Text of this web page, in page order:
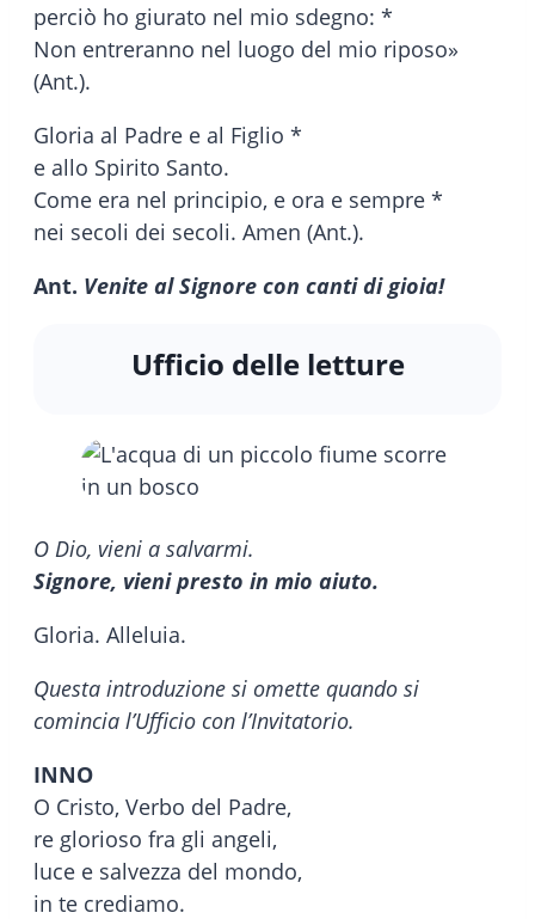
perciò ho giurato nel mio sdegno: *
Non entreranno nel luogo del mio riposo»
(Ant.).
Gloria al Padre e al Figlio *
e allo Spirito Santo.
Come era nel principio, e ora e sempre *
nei secoli dei secoli. Amen (Ant.).
Ant. Venite al Signore con canti di gioia!
Ufficio delle letture
O Dio, vieni a salvarmi.
Signore, vieni presto in mio aiuto.
Gloria. Alleluia.
Questa introduzione si omette quando si
comincia l’Ufficio con l’Invitatorio.
INNO
O Cristo, Verbo del Padre,
re glorioso fra gli angeli,
luce e salvezza del mondo,
in te crediamo.